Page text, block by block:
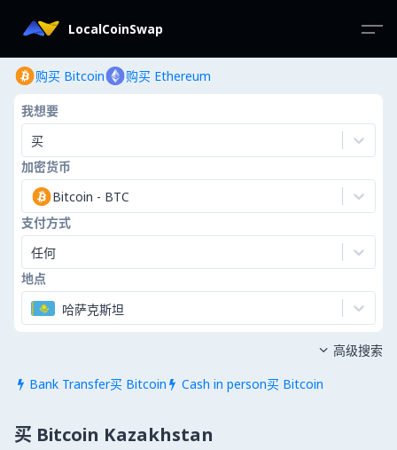
LocalCoinSwap
购买 Bitcoin 购买 Ethereum
我想要
买
加密货币
Bitcoin - BTC
支付方式
任何
地点
哈萨克斯坦
 Bank Transfer买 Bitcoin  Cash in person买 Bitcoin
 高级搜索
买 Bitcoin Kazakhstan